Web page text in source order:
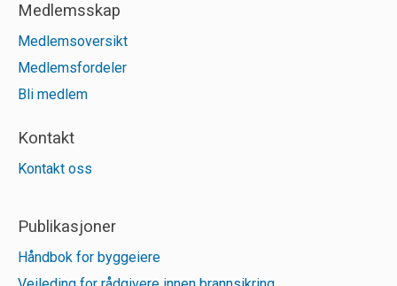
Medlemsskap
Medlemsoversikt
Medlemsfordeler
Bli medlem
Kontakt
Kontakt oss
Publikasjoner
Håndbok for byggeiere